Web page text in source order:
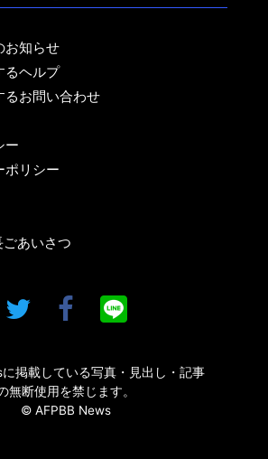
お知らせ
るヘルプ
るお問い合わせ
ー
ポリシー
あいさつ
掲載している写真・見出し・記事
無断使用を禁じます。
© AFPBB News